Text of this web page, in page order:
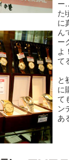
ー
た
に
ん
ー
よ
て
と
に
て
ン
あ